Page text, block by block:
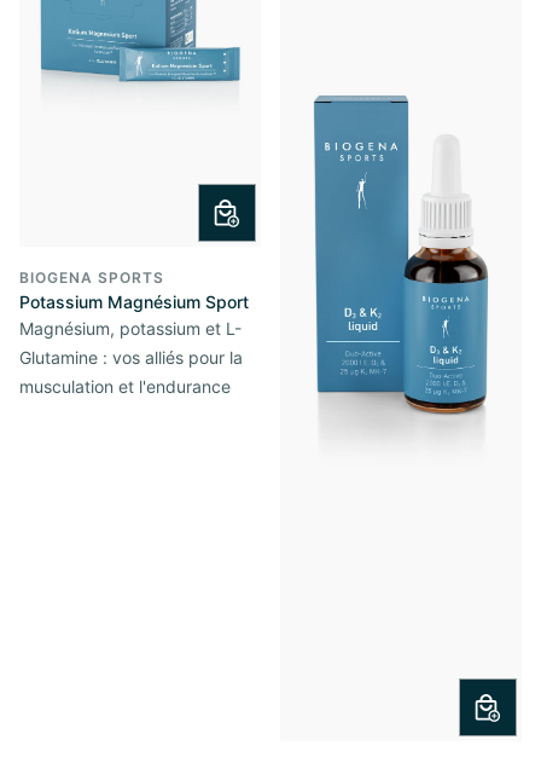
BIOGENA SPORTS
Potassium Magnésium Sport
Magnésium, potassium et L-
Glutamine : vos alliés pour la
musculation et l'endurance